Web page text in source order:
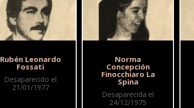
Rubén Leonardo
Fossati
Desaparecido el
21/01/1977
Norma
Concepción
Finocchiaro La
Spina
Desaparecida el
24/12/1975